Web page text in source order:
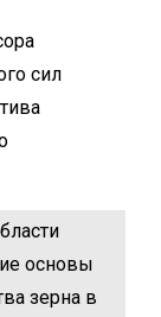
сил
основы
зерна в